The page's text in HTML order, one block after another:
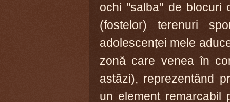
ochi "salba" de blocuri
(fostelor) terenuri
adolescenței mele
zonă care venea în
astăzi), reprezentând
un element remarcabil